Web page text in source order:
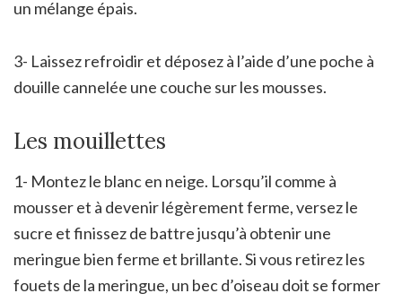
un mélange épais.
3- Laissez refroidir et déposez à l’aide d’une poche à
douille cannelée une couche sur les mousses.
Les mouillettes
1- Montez le blanc en neige. Lorsqu’il comme à
mousser et à devenir légèrement ferme, versez le
sucre et finissez de battre jusqu’à obtenir une
meringue bien ferme et brillante. Si vous retirez les
fouets de la meringue, un bec d’oiseau doit se former